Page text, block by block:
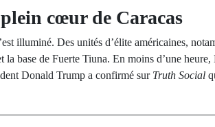
cœur de Caracas
illuminé. Des unités d’élite américaines,
base de Fuerte Tiuna. En moins d’une
Donald Trump a confirmé sur Truth Social